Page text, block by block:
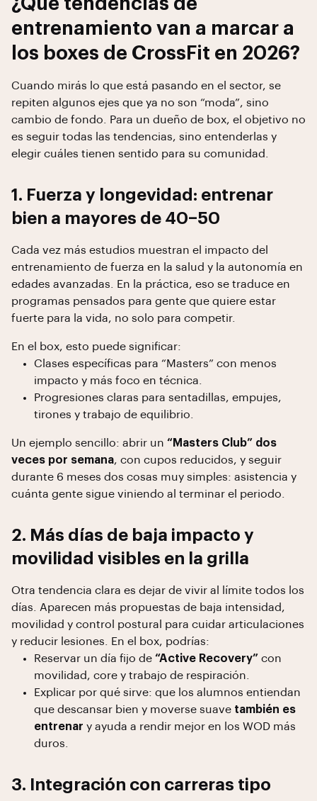
¿Qué tendencias de
entrenamiento van a marcar a
los boxes de CrossFit en 2026?
Cuando mirás lo que está pasando en el sector, se
repiten algunos ejes que ya no son “moda”, sino
cambio de fondo. Para un dueño de box, el objetivo no
es seguir todas las tendencias, sino entenderlas y
elegir cuáles tienen sentido para su comunidad.
1. Fuerza y longevidad: entrenar
bien a mayores de 40–50
Cada vez más estudios muestran el impacto del
entrenamiento de fuerza en la salud y la autonomía en
edades avanzadas. En la práctica, eso se traduce en
programas pensados para gente que quiere estar
fuerte para la vida, no solo para competir.
En el box, esto puede significar:
Clases específicas para “Masters” con menos
impacto y más foco en técnica.
Progresiones claras para sentadillas, empujes,
tirones y trabajo de equilibrio.
Un ejemplo sencillo: abrir un “Masters Club” dos
veces por semana, con cupos reducidos, y seguir
durante 6 meses dos cosas muy simples: asistencia y
cuánta gente sigue viniendo al terminar el periodo.
2. Más días de baja impacto y
movilidad visibles en la grilla
Otra tendencia clara es dejar de vivir al límite todos los
días. Aparecen más propuestas de baja intensidad,
movilidad y control postural para cuidar articulaciones
y reducir lesiones. En el box, podrías:
Reservar un día fijo de “Active Recovery” con
movilidad, core y trabajo de respiración.
Explicar por qué sirve: que los alumnos entiendan
que descansar bien y moverse suave también es
entrenar y ayuda a rendir mejor en los WOD más
duros.
3. Integración con carreras tipo